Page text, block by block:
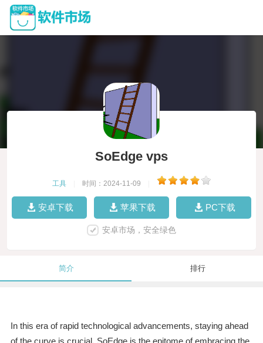
SoEdge vps
工具 时间：2024-11-09
安卓下载 苹果下载 PC下载
安卓市场，安全绿色
简介 排行
In this era of rapid technological advancements, staying ahead